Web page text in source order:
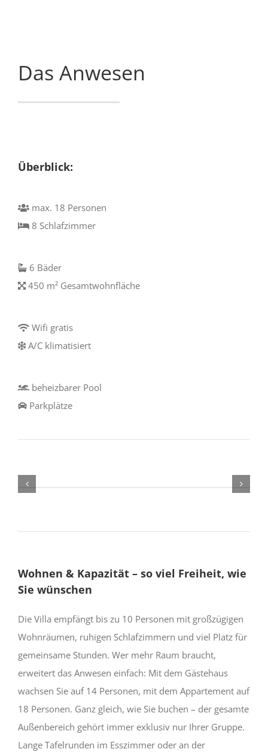
Das Anwesen
Überblick:
max. 18 Personen
8 Schlafzimmer
6 Bäder
450 m² Gesamtwohnfläche
Wifi gratis
A/C klimatisiert
beheizbarer Pool
Parkplätze
Wohnen & Kapazität – so viel Freiheit, wie
Sie wünschen
Die Villa empfängt bis zu 10 Personen mit großzügigen
Wohnräumen, ruhigen Schlafzimmern und viel Platz für
gemeinsame Stunden. Wer mehr Raum braucht,
erweitert das Anwesen einfach: Mit dem Gästehaus
wachsen Sie auf 14 Personen, mit dem Appartement auf
18 Personen. Ganz gleich, wie Sie buchen – der gesamte
Außenbereich gehört immer exklusiv nur Ihrer Gruppe.
Lange Tafelrunden im Esszimmer oder an der